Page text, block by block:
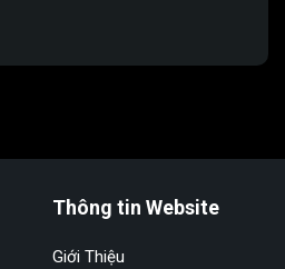
Thông tin Website
Giới Thiệu